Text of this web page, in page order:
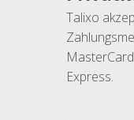
Talixo
Express.